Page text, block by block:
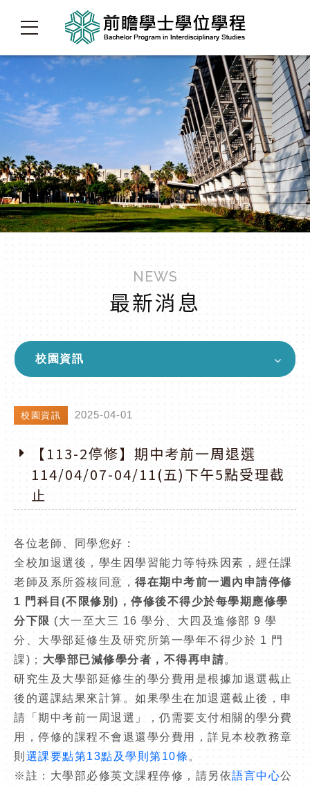
NEWS
最新消息
校園資訊
校園資訊 2025-04-01
【113-2停修】期中考前一周退選
114/04/07-04/11(五)下午5點受理截
止
各位老師、同學您好：
全校加退選後，學生因學習能力等特殊因素，經任課
老師及系所簽核同意， 得在期中考前一週內申請停修
1 門科目(不限修別)，停修後不得少於每學期應修學
分下限 (大一至大三 16 學分、大四及進修部 9 學
分、大學部延修生及研究所第一學年不得少於 1 門
課)； 大學部已減修學分者，不得再申請。
研究生及大學部延修生的學分費用是根據加退選截止
後的選課結果來計算。如果學生在加退選截止後，申
請「期中考前一周退選」，仍需要支付相關的學分費
用，停修的課程不會退還學分費用，詳見本校教務章
則 選課要點第13點及學則第10條 。
※註：大學部必修英文課程停修，請另依語言中心公